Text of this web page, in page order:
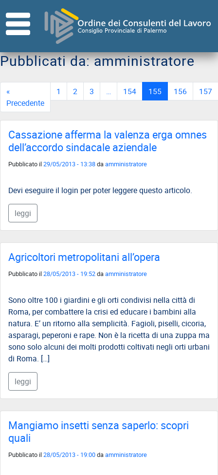
HOME
ORDINE
Consiglio
di
Contatti
Commissioni
Referenti
Consulenti
del
Ricerca
Iscritti
Norme
e
Regolamenti
ANCL
Direttivo
Ancl
ENPACL
A.S.G.C.D.L.
Direttivo
Pubblicati da: amministratore
«
Precedente
1 2 3 … 154 155 156 157
Cassazione afferma la valenza erga omnes
dell’accordo sindacale aziendale
Pubblicato il29/05/2013 - 13:38daamministratore
Devi eseguire il login per poter leggere questo articolo.
leggi
Agricoltori metropolitani all’opera
Pubblicato il28/05/2013 - 19:52daamministratore
Sono oltre 100 i giardini e gli orti condivisi nella città di
Roma, per combattere la crisi ed educare i bambini alla
natura. E’ un ritorno alla semplicità. Fagioli, piselli, cicoria,
asparagi, peperoni e rape. Non è la ricetta di una zuppa ma
sono solo alcuni dei molti prodotti coltivati negli orti urbani
di Roma. […]
leggi
Mangiamo insetti senza saperlo: scopri
quali
Pubblicato il28/05/2013 - 19:00daamministratore